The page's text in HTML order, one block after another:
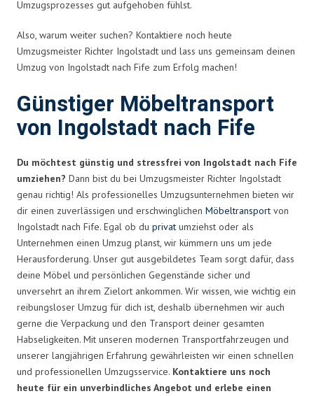
Umzugsprozesses gut aufgehoben fühlst.
Also, warum weiter suchen? Kontaktiere noch heute
Umzugsmeister Richter Ingolstadt und lass uns gemeinsam deinen
Umzug von Ingolstadt nach Fife zum Erfolg machen!
Günstiger Möbeltransport
von Ingolstadt nach Fife
Du möchtest günstig und stressfrei von Ingolstadt nach Fife
umziehen? Dann bist du bei Umzugsmeister Richter Ingolstadt
genau richtig! Als professionelles Umzugsunternehmen bieten wir
dir einen zuverlässigen und erschwinglichen Möbeltransport von
Ingolstadt nach Fife. Egal ob du privat umziehst oder als
Unternehmen einen Umzug planst, wir kümmern uns um jede
Herausforderung. Unser gut ausgebildetes Team sorgt dafür, dass
deine Möbel und persönlichen Gegenstände sicher und
unversehrt an ihrem Zielort ankommen. Wir wissen, wie wichtig ein
reibungsloser Umzug für dich ist, deshalb übernehmen wir auch
gerne die Verpackung und den Transport deiner gesamten
Habseligkeiten. Mit unseren modernen Transportfahrzeugen und
unserer langjährigen Erfahrung gewährleisten wir einen schnellen
und professionellen Umzugsservice. Kontaktiere uns noch
heute für ein unverbindliches Angebot und erlebe einen